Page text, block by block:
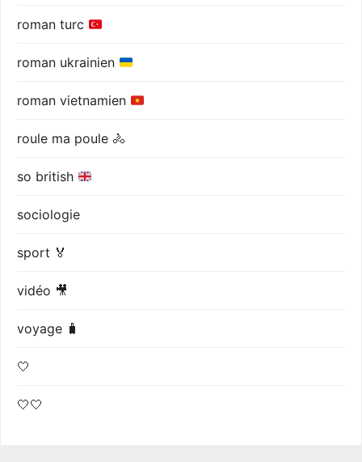
roman turc
roman ukrainien
roman vietnamien
roule ma poule 🚴
so british
sociologie
sport 🏅
vidéo 🎥
voyage 🧳
🤍
🤍🤍